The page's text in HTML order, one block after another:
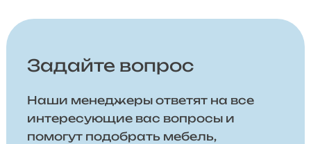
Задайте вопрос
Наши менеджеры ответят на все
интересующие вас вопросы и
помогут подобрать мебель,